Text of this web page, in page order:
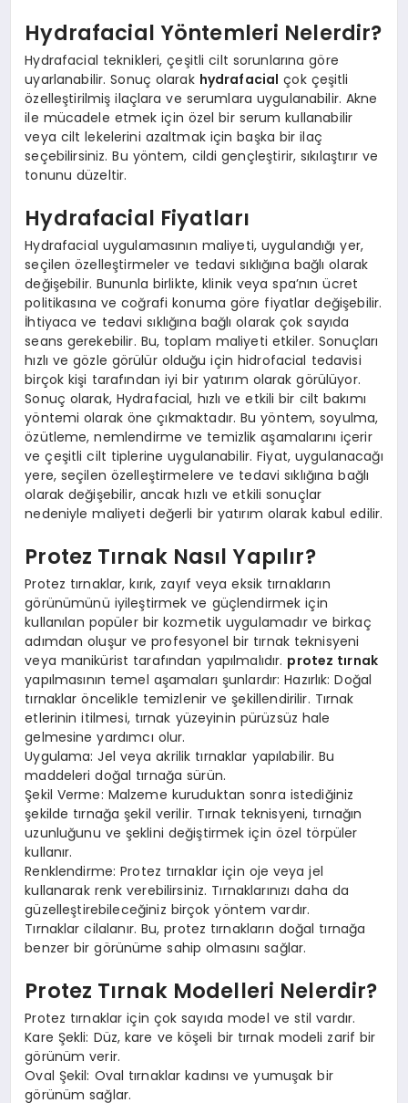
Hydrafacial Yöntemleri Nelerdir?
Hydrafacial teknikleri, çeşitli cilt sorunlarına göre
uyarlanabilir. Sonuç olarak hydrafacial çok çeşitli
özelleştirilmiş ilaçlara ve serumlara uygulanabilir. Akne
ile mücadele etmek için özel bir serum kullanabilir
veya cilt lekelerini azaltmak için başka bir ilaç
seçebilirsiniz. Bu yöntem, cildi gençleştirir, sıkılaştırır ve
tonunu düzeltir.
Hydrafacial Fiyatları
Hydrafacial uygulamasının maliyeti, uygulandığı yer,
seçilen özelleştirmeler ve tedavi sıklığına bağlı olarak
değişebilir. Bununla birlikte, klinik veya spa’nın ücret
politikasına ve coğrafi konuma göre fiyatlar değişebilir.
İhtiyaca ve tedavi sıklığına bağlı olarak çok sayıda
seans gerekebilir. Bu, toplam maliyeti etkiler. Sonuçları
hızlı ve gözle görülür olduğu için hidrofacial tedavisi
birçok kişi tarafından iyi bir yatırım olarak görülüyor.
Sonuç olarak, Hydrafacial, hızlı ve etkili bir cilt bakımı
yöntemi olarak öne çıkmaktadır. Bu yöntem, soyulma,
özütleme, nemlendirme ve temizlik aşamalarını içerir
ve çeşitli cilt tiplerine uygulanabilir. Fiyat, uygulanacağı
yere, seçilen özelleştirmelere ve tedavi sıklığına bağlı
olarak değişebilir, ancak hızlı ve etkili sonuçlar
nedeniyle maliyeti değerli bir yatırım olarak kabul edilir.
Protez Tırnak Nasıl Yapılır?
Protez tırnaklar, kırık, zayıf veya eksik tırnakların
görünümünü iyileştirmek ve güçlendirmek için
kullanılan popüler bir kozmetik uygulamadır ve birkaç
adımdan oluşur ve profesyonel bir tırnak teknisyeni
veya manikürist tarafından yapılmalıdır. protez tırnak
yapılmasının temel aşamaları şunlardır: Hazırlık: Doğal
tırnaklar öncelikle temizlenir ve şekillendirilir. Tırnak
etlerinin itilmesi, tırnak yüzeyinin pürüzsüz hale
gelmesine yardımcı olur.
Uygulama: Jel veya akrilik tırnaklar yapılabilir. Bu
maddeleri doğal tırnağa sürün.
Şekil Verme: Malzeme kuruduktan sonra istediğiniz
şekilde tırnağa şekil verilir. Tırnak teknisyeni, tırnağın
uzunluğunu ve şeklini değiştirmek için özel törpüler
kullanır.
Renklendirme: Protez tırnaklar için oje veya jel
kullanarak renk verebilirsiniz. Tırnaklarınızı daha da
güzelleştirebileceğiniz birçok yöntem vardır.
Tırnaklar cilalanır. Bu, protez tırnakların doğal tırnağa
benzer bir görünüme sahip olmasını sağlar.
Protez Tırnak Modelleri Nelerdir?
Protez tırnaklar için çok sayıda model ve stil vardır.
Kare Şekli: Düz, kare ve köşeli bir tırnak modeli zarif bir
görünüm verir.
Oval Şekil: Oval tırnaklar kadınsı ve yumuşak bir
görünüm sağlar.